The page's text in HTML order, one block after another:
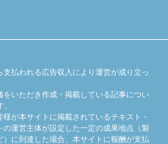
支払われる広告収入により運営が成り立っ
をいただき作成・掲載している記事につい
が本サイトに掲載されているテキスト・
運営主体が設定した一定の成果地点（製
に到達した場合、本サイトに報酬が支払